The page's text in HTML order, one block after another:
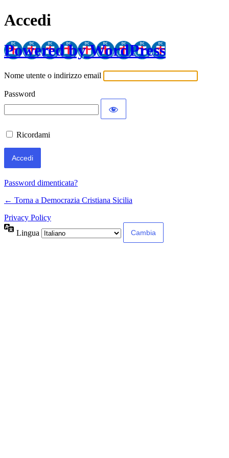
Accedi
Powered by WordPress
Nome utente o indirizzo email
Password
Ricordami
Password dimenticata?
← Torna a Democrazia Cristiana Sicilia
Privacy Policy
Lingua